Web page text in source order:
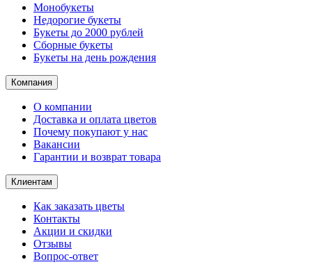
Монобукеты
Недорогие букеты
Букеты до 2000 рублей
Сборные букеты
Букеты на день рождения
Компания
О компании
Доставка и оплата цветов
Почему покупают у нас
Вакансии
Гарантии и возврат товара
Клиентам
Как заказать цветы
Контакты​
Акции и скидки
Отзывы
Вопрос-ответ